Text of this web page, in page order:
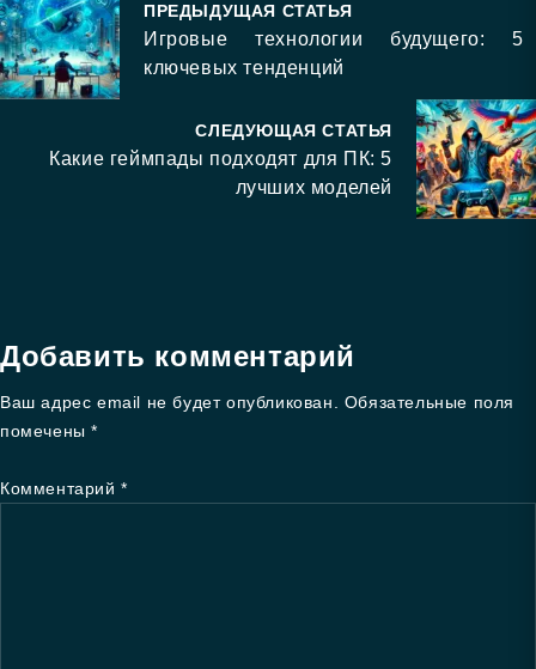
ПРЕДЫДУЩАЯ СТАТЬЯ
Игровые технологии будущего: 5
ключевых тенденций
СЛЕДУЮЩАЯ СТАТЬЯ
Какие геймпады подходят для ПК: 5
лучших моделей
Добавить комментарий
Ваш адрес email не будет опубликован.
Обязательные поля
помечены*
Комментарий*